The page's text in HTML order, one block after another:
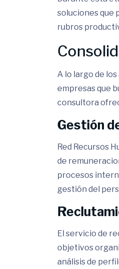
soluciones que
rubros
A lo largo de
empresas que
consultora
Gestión
Red Recursos
de
procesos
gestión del
El servicio de
objetivos
análisis de